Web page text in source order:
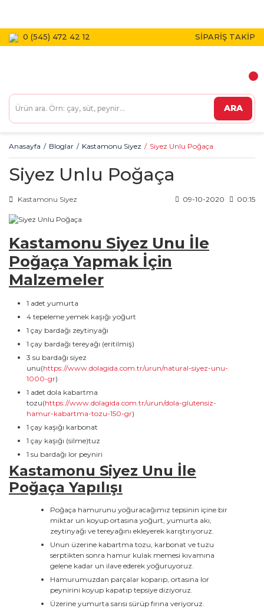
0 (545) 472 42 12 SİPARİŞ TAKİP
ARA
Anasayfa Bloglar Kastamonu Siyez Siyez Unlu Poğaça
Siyez Unlu Poğaça
Kastamonu Siyez 09-10-2020 00:15
Kastamonu Siyez Unu İle
Poğaça Yapmak İçin
Malzemeler
1 adet yumurta
4 tepeleme yemek kaşığı yoğurt
1 çay bardağı zeytinyağı
1 çay bardağı tereyağı (eritilmiş)
3 su bardağı siyez
unu(https://www.dolagida.com.tr/urun/natural-siyez-unu-
1000-gr)
1 adet dola kabartma
tozu(https://www.dolagida.com.tr/urun/dola-glutensiz-
hamur-kabartma-tozu-150-gr)
1 çay kaşığı karbonat
1 çay kaşığı (silme)tuz
1 su bardağı lor peyniri
Kastamonu Siyez Unu İle
PoğaçaYapılışı
Poğaça hamurunu yoğuracağımız tepsinin içine bir
miktar un koyup ortasına yoğurt, yumurta akı,
zeytinyağı ve tereyağını ekleyerek karıştırıyoruz.
Unun üzerine kabartma tozu, karbonat ve tuzu
serptikten sonra hamur kulak memesi kıvamına
gelene kadar un ilave ederek yoğuruyoruz.
Hamurumuzdan parçalar koparıp, ortasına lor
peynirini koyup kapatıp tepsiye diziyoruz.
Üzerine yumurta sarısı sürüp fırına veriyoruz.